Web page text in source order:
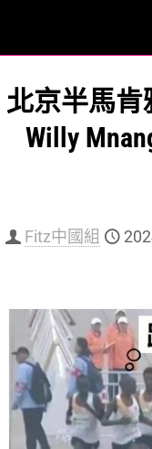
北京半馬肯
Willy
Fitz中國組